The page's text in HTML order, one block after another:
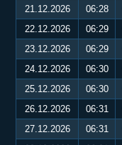
21.12.2026
06:28
22.12.2026
06:29
23.12.2026
06:29
24.12.2026
06:30
25.12.2026
06:30
26.12.2026
06:31
27.12.2026
06:31